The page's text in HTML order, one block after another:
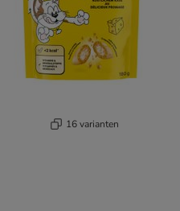
16 varianten